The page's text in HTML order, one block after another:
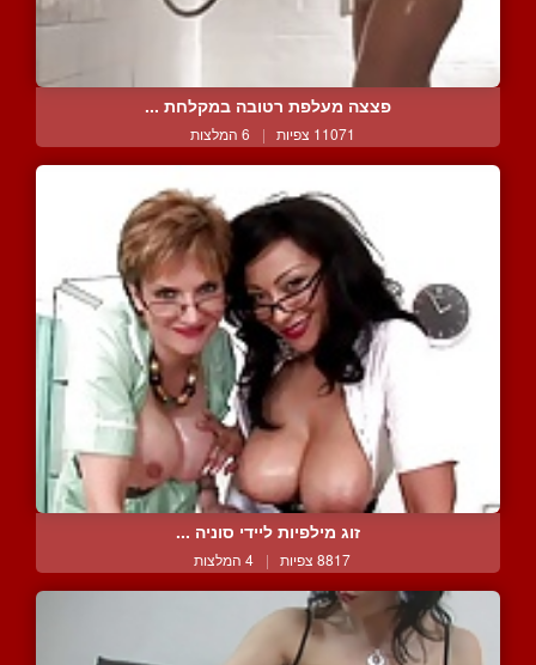
פצצה מעלפת רטובה במקלחת ...
11071 צפיות | 6 המלצות
זוג מילפיות ליידי סוניה ...
8817 צפיות | 4 המלצות